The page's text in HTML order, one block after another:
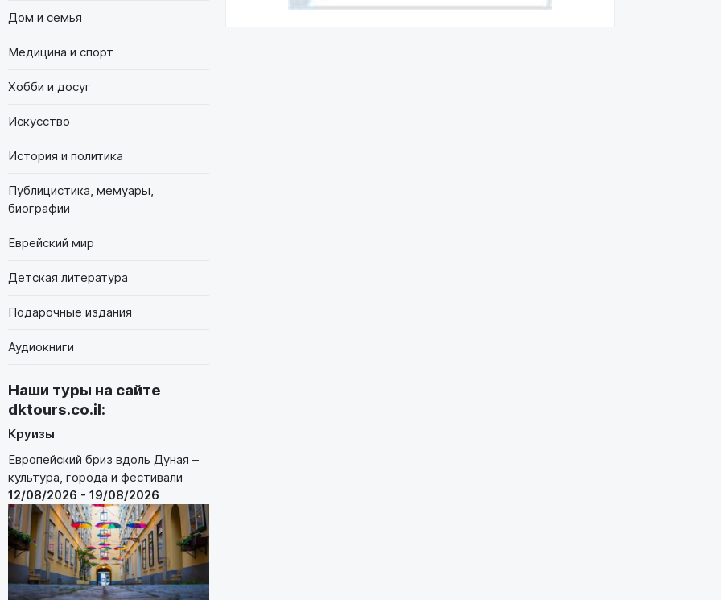
Дом и семья
Медицина и спорт
Хобби и досуг
Искусство
История и политика
Публицистика, мемуары,
биографии
Еврейский мир
Детская литература
Подарочные издания
Аудиокниги
Наши туры на сайте
dktours.co.il:
Круизы
Европейский бриз вдоль Дуная –
культура, города и фестивали
12/08/2026 - 19/08/2026